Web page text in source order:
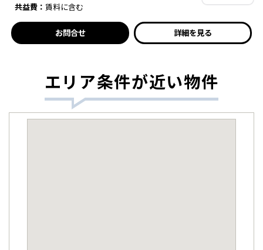
共益費： 賃料に含む
お問合せ 詳細を見る
エリア条件が近い物件